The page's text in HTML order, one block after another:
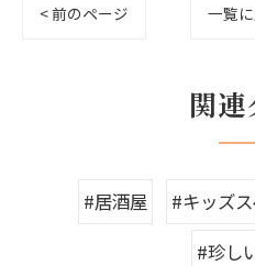
< 前のページ 一覧
関連
#居酒屋 #キッズ
#珍し